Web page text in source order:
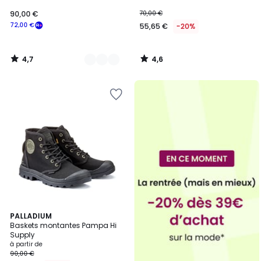
72,00 €
90,00 €
4,7
/
70,00 €
55,65 € -20%
4,6
/
PALLADIUM
Baskets montantes Pampa Hi
Supply
à partir de
90,00 €
4,8
/ 5
7
Couleurs